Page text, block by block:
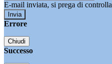
E-mail inviata, si prega di
Errore
Chiudi
Successo